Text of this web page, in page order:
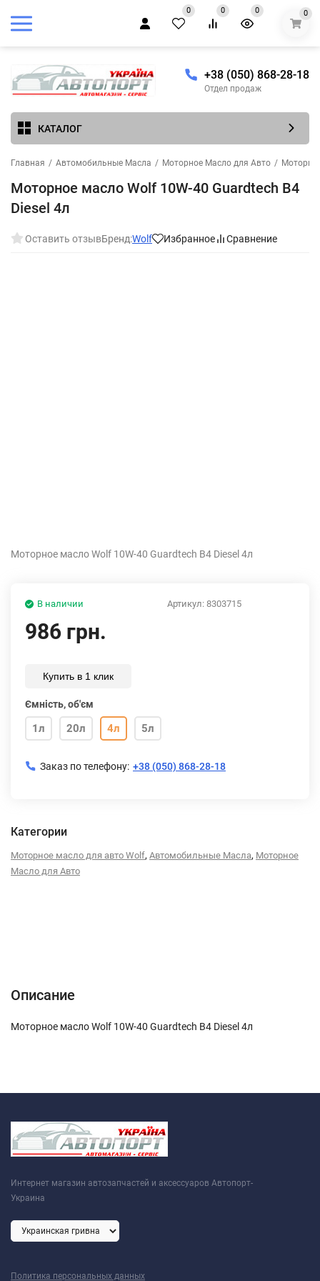
0 0 0 0
+38 (050) 868-28-18
Отдел продаж
КАТАЛОГ
Главная / Автомобильные Масла / Моторное Масло для Авто /
Моторное масло Wolf 10W-40 Guardtech B4
Diesel 4л
Оставить отзывБренд:Wolf Избранное Сравнение
Моторное масло Wolf 10W-40 Guardtech B4 Diesel 4л
Артикул: 8303715
В наличии
986 грн.
Купить в 1 клик
Ємність, об'єм
1л 20л 4л 5л
Заказ по телефону: +38 (050) 868-28-18
Категории
Моторное масло для авто Wolf, Автомобильные Масла, Моторное
Масло для Авто
Описание
Моторное масло Wolf 10W-40 Guardtech B4 Diesel 4л
Интернет магазин автозапчастей и аксессуаров Автопорт-
Украина
Политика персональных данных